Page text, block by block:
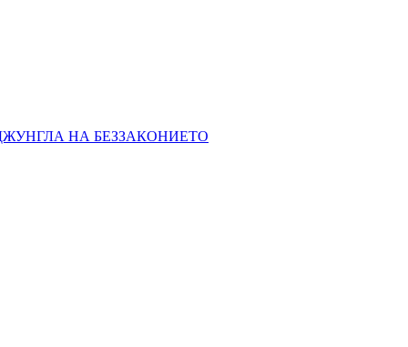
НА БЕЗЗАКОНИЕТО